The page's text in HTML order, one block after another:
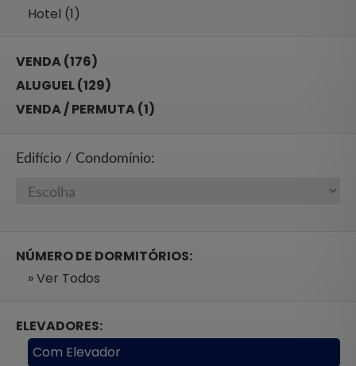
Hotel (1)
VENDA (176)
ALUGUEL (129)
VENDA / PERMUTA (1)
Edifício / Condomínio:
NÚMERO DE DORMITÓRIOS:
» Ver Todos
ELEVADORES:
Com Elevador